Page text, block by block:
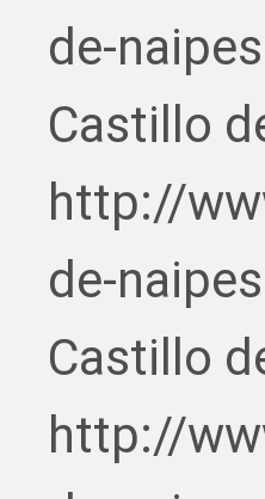
de-
Castillo
http://
de-
Castillo
http://